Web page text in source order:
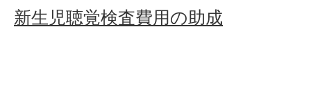
新生児聴覚検査費用の助成